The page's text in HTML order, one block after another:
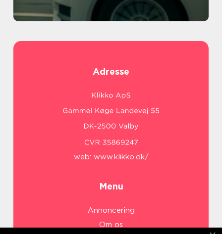
Adresse
web: www.klikko.dk/
Menu
Annoncering
Om os